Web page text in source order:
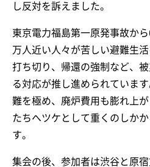
し反対を訴えました。
東京電力福島第一原発事故か
万人近い人々が苦しい避難生
打ち切り、帰還の強制など、
る対応が推し進められていま
難を極め、廃炉費用も膨れ上
たちへツケとして重くのしか
す。
集会の後、参加者は渋谷と原